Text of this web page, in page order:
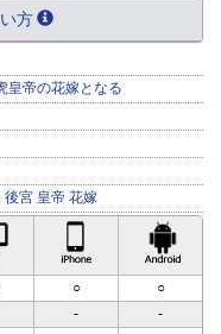
方
皇帝の花嫁となる
後宮 皇帝 花嫁
iPhone対応
○
○
-
-